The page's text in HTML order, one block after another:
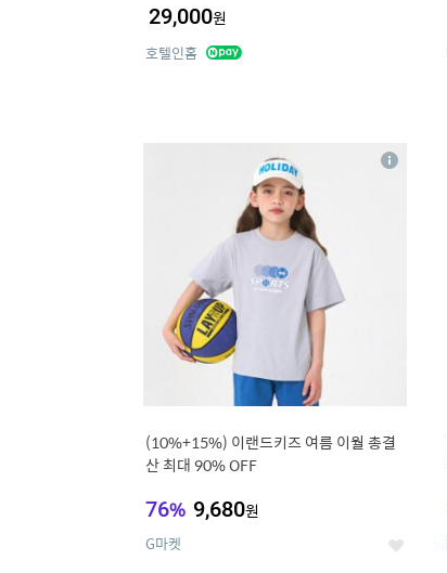
29,000원
호텔인홈
(10%+15%) 이랜드키즈 여름 이월 총결
산 최대 90% OFF
76% 9,680원
G마켓 좋
상